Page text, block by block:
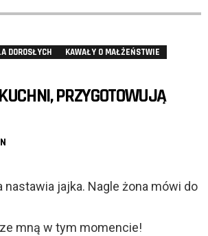
DOROSŁYCH
KAWAŁY O MAŁŻEŃSTWIE
PRZYGOTOWUJĄ
nastawia jajka. Nagle żona mówi do
mną w tym momencie!